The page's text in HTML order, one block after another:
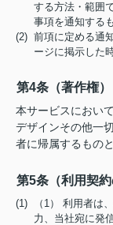
する方法・範囲
事項を通知する
(2) 前項に定める通
ージに掲示した
第4条（著作権）
本サービスにおい
デザインその他一
者に帰属するものと
第5条（利用契約
(1) （1） 利用者は
力、当社宛に発